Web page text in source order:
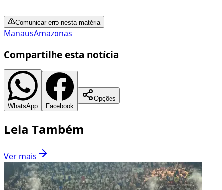
Comunicar erro nesta matéria
ManausAmazonas
Compartilhe esta notícia
WhatsApp Facebook
Opções
Leia Também
Ver mais